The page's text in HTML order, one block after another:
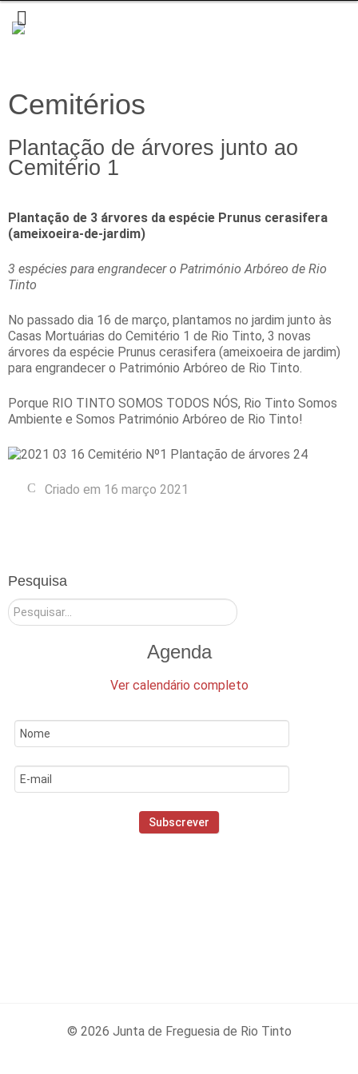
Pesquisa
Pesquisar
Agenda
Ver calendário completo
Cemitérios
Plantação de árvores junto ao
Cemitério 1
Plantação de 3 árvores da espécie Prunus cerasifera
(ameixoeira-de-jardim)
3 espécies para engrandecer o Património Arbóreo de Rio
Tinto
No passado dia 16 de março, plantamos no jardim junto às
Casas Mortuárias do Cemitério 1 de Rio Tinto, 3 novas
árvores da espécie Prunus cerasifera (ameixoeira de jardim)
para engrandecer o Património Arbóreo de Rio Tinto.
Porque RIO TINTO SOMOS TODOS NÓS, Rio Tinto Somos
Ambiente e Somos Património Arbóreo de Rio Tinto!
Criado em 16 março 2021
© 2026 Junta de Freguesia de Rio Tinto